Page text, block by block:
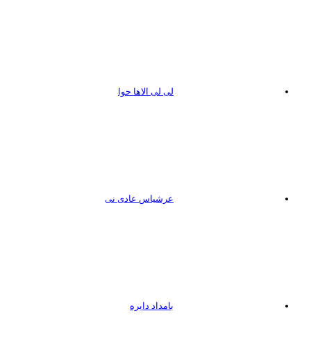
لی لی الاها حوا
عرشیاس عادی نی
بامداد دایره